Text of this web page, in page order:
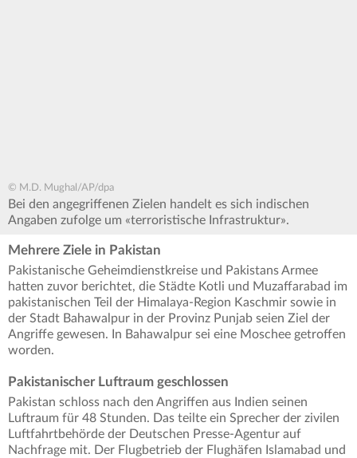
© M.D. Mughal/AP/dpa
Bei den angegriffenen Zielen handelt es sich indischen
Angaben zufolge um «terroristische Infrastruktur».
Mehrere Ziele in Pakistan
Pakistanische Geheimdienstkreise und Pakistans Armee
hatten zuvor berichtet, die Städte Kotli und Muzaffarabad im
pakistanischen Teil der Himalaya-Region Kaschmir sowie in
der Stadt Bahawalpur in der Provinz Punjab seien Ziel der
Angriffe gewesen. In Bahawalpur sei eine Moschee getroffen
worden.
Pakistanischer Luftraum geschlossen
Pakistan schloss nach den Angriffen aus Indien seinen
Luftraum für 48 Stunden. Das teilte ein Sprecher der zivilen
Luftfahrtbehörde der Deutschen Presse-Agentur auf
Nachfrage mit. Der Flugbetrieb der Flughäfen Islamabad und